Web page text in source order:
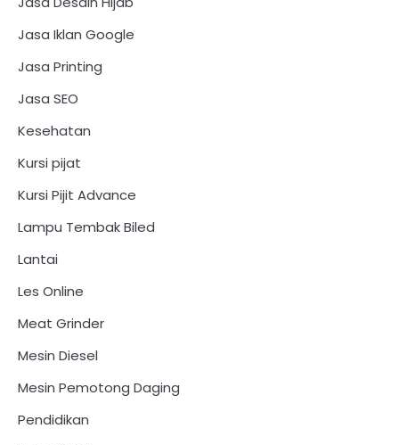
Jasa Iklan Google
Jasa Printing
Jasa SEO
Kesehatan
Kursi pijat
Kursi Pijit Advance
Lampu Tembak Biled
Lantai
Les Online
Meat Grinder
Mesin Diesel
Mesin Pemotong Daging
Pendidikan